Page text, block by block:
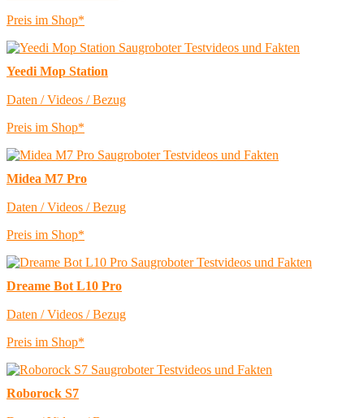
Preis im Shop*
Yeedi Mop Station
Daten / Videos / Bezug
Preis im Shop*
Midea M7 Pro
Daten / Videos / Bezug
Preis im Shop*
Dreame Bot L10 Pro
Daten / Videos / Bezug
Preis im Shop*
Roborock S7